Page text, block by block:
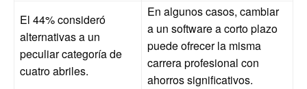
El 44% consideró
alternativas a un
peculiar categoría de
cuatro abriles.
En algunos casos, cambiar
a un software a corto plazo
puede ofrecer la misma
carrera profesional con
ahorros significativos.